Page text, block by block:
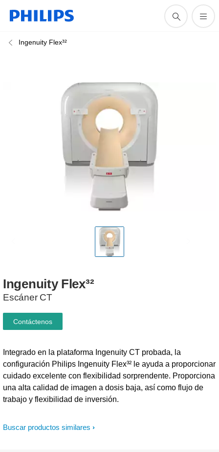
Ingenuity Flex³²
Ingenuity Flex³²
Escáner CT
Buscar productos similares
Integrado en la plataforma Ingenuity CT probada, la
configuración Philips Ingenuity Flex³² le ayuda a proporcionar
cuidado excelente con flexibilidad sorprendente. Proporciona
una alta calidad de imagen a dosis baja, así como flujo de
trabajo y flexibilidad de inversión.
Contáctenos